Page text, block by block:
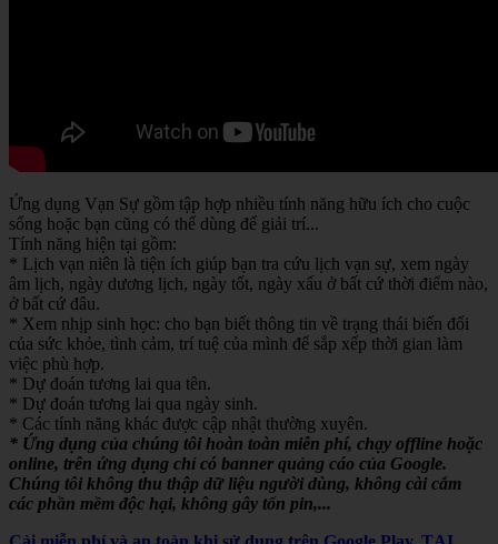
Ứng dụng Vạn Sự gồm tập hợp nhiều tính năng hữu ích cho cuộc
sống hoặc bạn cũng có thể dùng để giải trí...
Tính năng hiện tại gồm:
* Lịch vạn niên là tiện ích giúp bạn tra cứu lịch vạn sự, xem ngày
âm lịch, ngày dương lịch, ngày tốt, ngày xấu ở bất cứ thời điểm nào,
ở bất cứ đâu.
* Xem nhịp sinh học: cho bạn biết thông tin về trạng thái biến đổi
của sức khỏe, tình cảm, trí tuệ của mình để sắp xếp thời gian làm
việc phù hợp.
* Dự đoán tương lai qua tên.
* Dự đoán tương lai qua ngày sinh.
* Các tính năng khác được cập nhật thường xuyên.
* Ứng dụng của chúng tôi hoàn toàn miễn phí, chạy offline hoặc
online, trên ứng dụng chỉ có banner quảng cáo của Google.
Chúng tôi không thu thập dữ liệu người dùng, không cài cắm
các phần mềm độc hại, không gây tốn pin,...